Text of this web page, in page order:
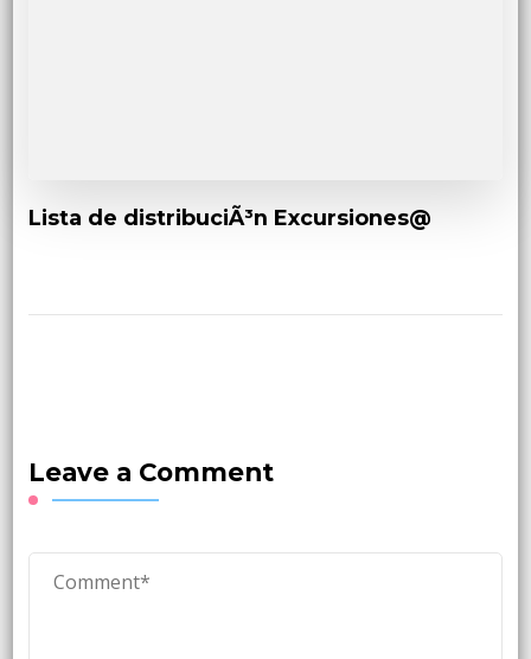
Lista de distribuciÃ³n Excursiones@
Leave a Comment